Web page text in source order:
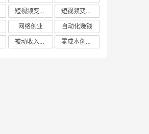
短视频变现技巧
短视频变现方法
网络创业
自动化赚钱
被动收入项目 零成本创业项目